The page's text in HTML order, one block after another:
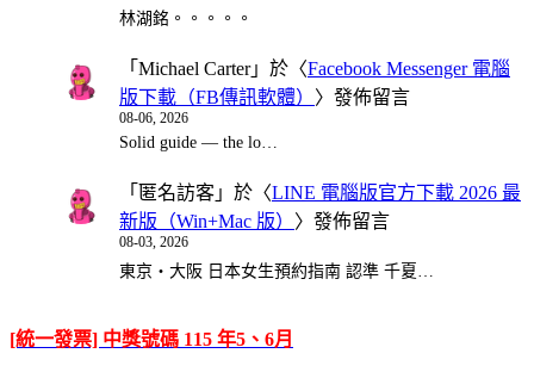
林湖銘。。。。。
「 Michael Carter」於〈Facebook Messenger 電腦
版下載（FB傳訊軟體） 〉發佈留言
08-06, 2026
Solid guide — the lo…
「 匿名訪客 」於〈LINE 電腦版官方下載 2026 最
新版（Win+Mac 版） 〉發佈留言
08-03, 2026
東京・大阪 日本女生預約指南 認準 千夏…
[統一發票] 中獎號碼 115 年5、6月